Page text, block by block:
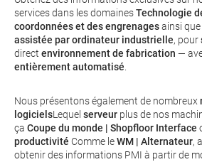
services dans les domainesTechnologie
coordonnées et des engrenagesainsi
assistée par ordinateur industrielle, pour
direct environnement de fabrication —
entièrement automatisé.
Nous présentons également de nombreux
logicielsLequel serveur plus de nos
ça Coupe du monde | Shopfloor Interface
productivité Comme leWM | Alternateur,
obtenir des informations PMI à partir de